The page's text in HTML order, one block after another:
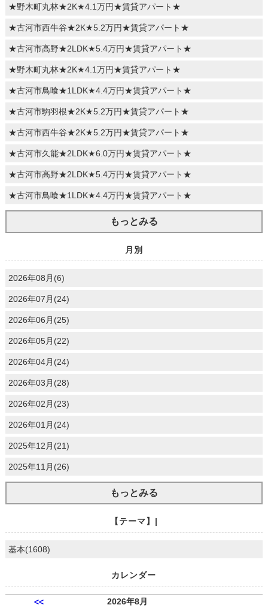
★野木町丸林★2K★4.1万円★賃貸アパート★
★古河市西牛谷★2K★5.2万円★賃貸アパート★
★古河市高野★2LDK★5.4万円★賃貸アパート★
★野木町丸林★2K★4.1万円★賃貸アパート★
★古河市鳥喰★1LDK★4.4万円★賃貸アパート★
★古河市駒羽根★2K★5.2万円★賃貸アパート★
★古河市西牛谷★2K★5.2万円★賃貸アパート★
★古河市久能★2LDK★6.0万円★賃貸アパート★
★古河市高野★2LDK★5.4万円★賃貸アパート★
★古河市鳥喰★1LDK★4.4万円★賃貸アパート★
もっとみる
月別
2026年08月(6)
2026年07月(24)
2026年06月(25)
2026年05月(22)
2026年04月(24)
2026年03月(28)
2026年02月(23)
2026年01月(24)
2025年12月(21)
2025年11月(26)
もっとみる
【テーマ】|
基本(1608)
カレンダー
<<
2026年8月